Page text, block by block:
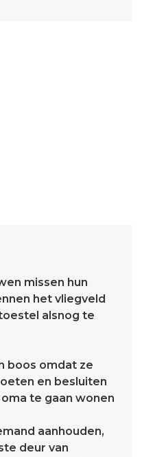
missen hun
het vliegveld
alsnog te
boos omdat ze
en besluiten
te gaan wonen
aanhouden,
deur van